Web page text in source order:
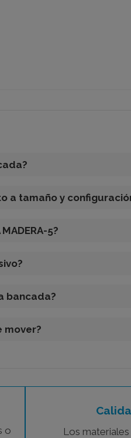
a tamaño y
5?
bancada?
mover?
o
Los